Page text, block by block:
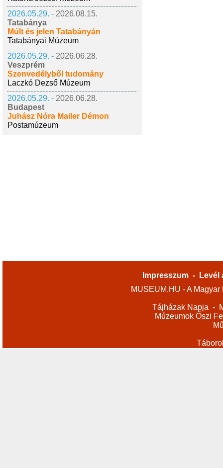
2026.05.29. - 2026.08.15.
Tatabánya
Múlt és jelen Tatabányán
Tatabányai Múzeum
2026.05.29. - 2026.06.28.
Veszprém
Szenvedélyből tudomány
Laczkó Dezső Múzeum
2026.05.29. - 2026.06.28.
Budapest
Juhász Nóra Mailer Démon
Postamúzeum
Impresszum -
Levél
MUSEUM.HU - A
Tájházak Napja -
Múzeumok Őszi